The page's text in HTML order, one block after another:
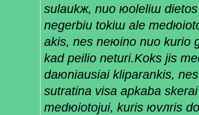
sulaukж, nuo юoleliш
negerbiu tokiш ale
akis, nes neюino nuo kurio
kad peilio neturi.Koks jis
daюniausiai kliрarankis,
sutratina visа apkabа
medюiotojui, kuris юvлris